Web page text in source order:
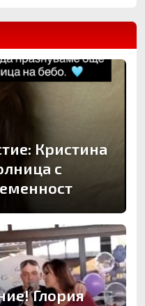
Кристина
с
Глория